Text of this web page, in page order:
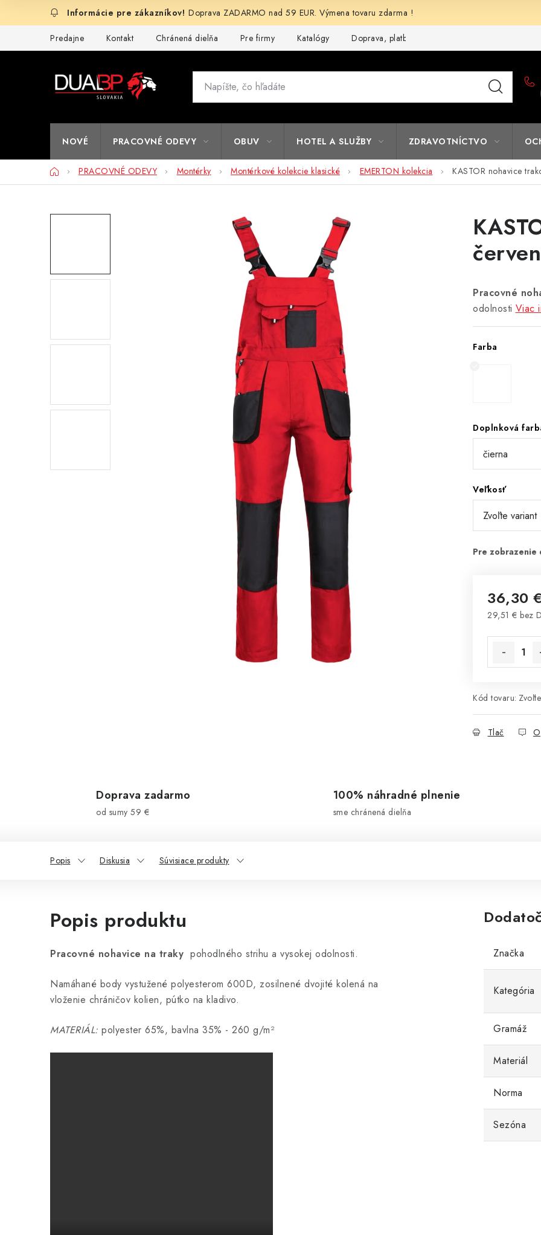
Doprava ZADARMO nad 59 EUR. Výmena tovaru zdarma !
Predajne Kontakt Chránená dielňa Pre firmy Katalógy Doprava, platba a zľavy
NOVÉ PRACOVNÉ ODEVY OBUV HOTEL A SLUŽBY ZDRAVOTNÍCTVO
DomovPRACOVNÉ ODEVY Montérky Montérkové kolekcie klasické EMERTON kolekcia KASTOR nohavice
Pracovné
odolnosti Viac
Farba
Doplnková
Veľkosť
36,30
29,51 € bez
Kód tovaru:
Tlač
Doprava zadarmo
od sumy 59 €
100% náhradné plnenie
sme chránená dielňa
Popis Diskusia Súvisiace produkty
Popis produktu
Pracovné nohavice na traky pohodlného strihu a vysokej odolnosti.
Namáhané body vystužené polyesterom 600D, zosilnené dvojité kolená na
vloženie chráničov kolien, pútko na kladivo.
MATERIÁL: polyester 65%, bavlna 35% - 260 g/m²
Značka
Kategória
Gramáž
Materiál
Norma
Sezóna